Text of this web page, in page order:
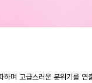
며 고급스러운 분위기를 연